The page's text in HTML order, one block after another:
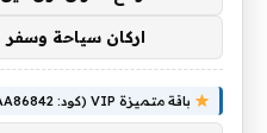
اركان سياحة وسفر
باقة متميزة VIP (كود: AA86842):